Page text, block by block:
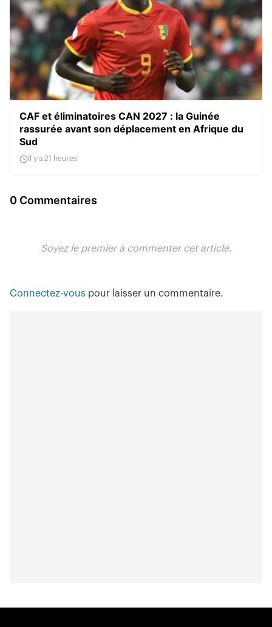
CAF et éliminatoires CAN 2027 : la Guinée
rassurée avant son déplacement en Afrique du
Sud
Il y a 21 heures
0 Commentaires
Soyez le premier à commenter cet article.
Connectez-vous pour laisser un commentaire.